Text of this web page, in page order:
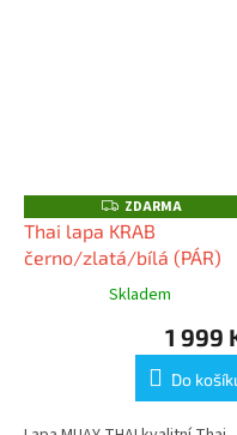
Z
D
A
R
A
ZDARMA
Thai lapa KRAB
černo/zlatá/bílá (PÁR)
Skladem
1 999
Do